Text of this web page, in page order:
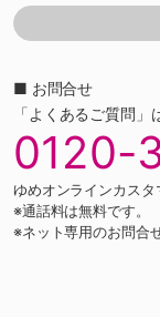
■ お問合せ
「よくあるご質問」
0120-
ゆめオンラインカス
※通話料は無料です。
※ネット専用のお問合